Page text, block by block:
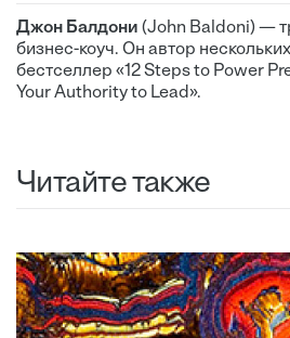
Джон Балдони (John Baldoni) —
бизнес-коуч. Он автор
бестселлер «12 Steps to Power
Your Authority to Lead».
Читайте также